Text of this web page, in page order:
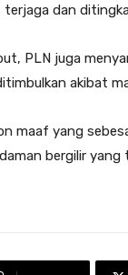
dan
PLN juga
akibat
maaf yang
bergilir yang